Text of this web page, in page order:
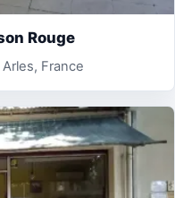
Rouge
France